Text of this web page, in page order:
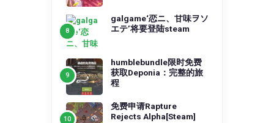
galgame‘恋ニ、甘味ヲソ
エテ’将要登陆steam
humblebundle限时免费
获取Deponia：完整的旅
程
免费申请Rapture
Rejects Alpha[Steam]